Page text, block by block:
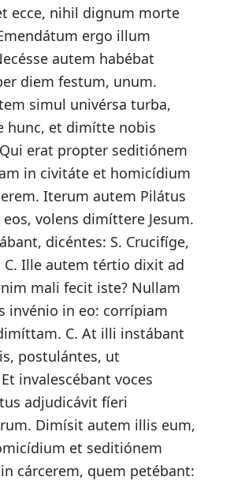
ecce, nihil dignum morte
ergo illum
autem habébat
diem festum, unum.
simul univérsa turba,
hunc, et dimítte nobis
erat propter seditiónem
in civitáte et homicídium
Iterum autem Pilátus
volens dimíttere Jesum.
dicéntes: S. Crucifíge,
C. Ille autem tértio dixit ad
mali fecit iste? Nullam
invénio in eo: corrípiam
C. At illi instábant
postulántes, ut
invalescébant voces
adjudicávit fíeri
Dimísit autem illis eum,
et seditiónem
cárcerem, quem petébant: